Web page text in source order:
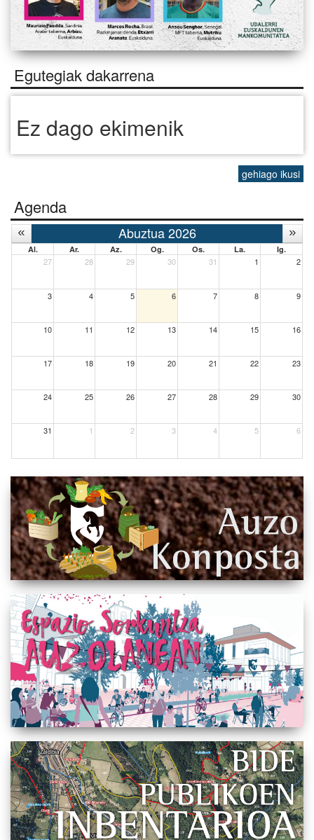
Egutegiak dakarrena
Ez dago ekimenik
gehiago ikusi
Agenda
Abuztua 2026
Al. Ar. Az. Og. Os. La. Ig.
27 28 29 30 31 1 2
3 4 5 6 7 8 9
10 11 12 13 14 15 16
17 18 19 20 21 22 23
24 25 26 27 28 29 30
31 1 2 3 4 5 6